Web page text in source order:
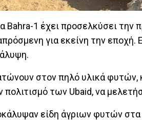
Bahra-1 έχει προσελκύσει την
για εκείνη την
στον πηλό υλικά φυτών,
των Ubaid, να
είδη άγριων φυτών στα